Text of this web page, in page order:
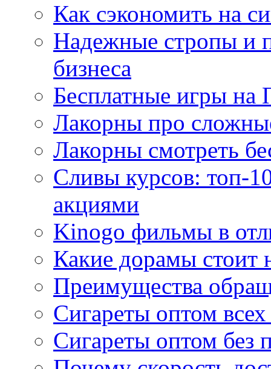
Как сэкономить на
Надежные стропы и
бизнеса
Бесплатные игры на
Лакорны про
Лакорны смотреть
Сливы курсов: топ-
акциями
Kinogo фильмы в
Какие дорамы стоит
Преимущества
Сигареты оптом
Сигареты оптом без